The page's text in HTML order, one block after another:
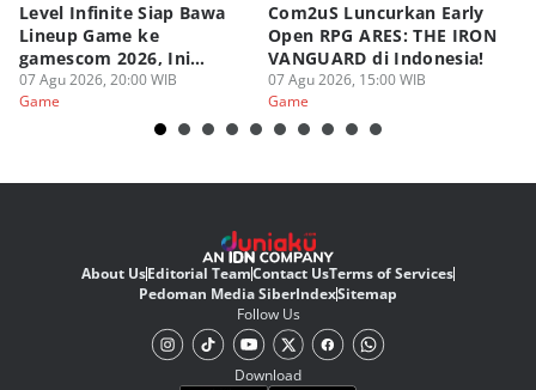
Level Infinite Siap Bawa
Lineup Game ke
gamescom 2026, Ini
Judulnya!
07 Agu 2026, 20:00 WIB
Game
Com2uS Luncurkan Early
Open RPG ARES: THE IRON
VANGUARD di Indonesia!
07 Agu 2026, 15:00 WIB
Game
About UsEditorial TeamContact UsTerms of Services
Pedoman Media SiberIndexSitemap
Follow Us
Download